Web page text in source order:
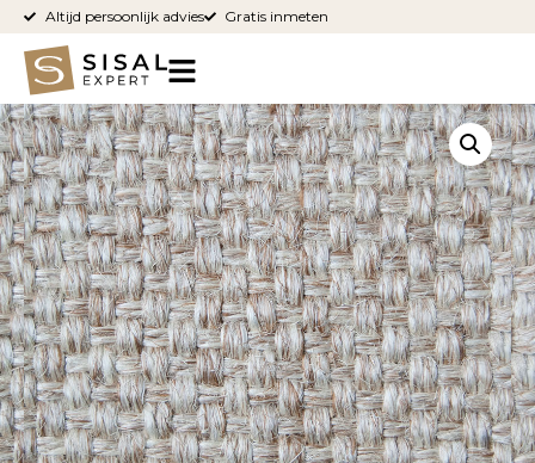
Altijd persoonlijk advies Gratis inmeten